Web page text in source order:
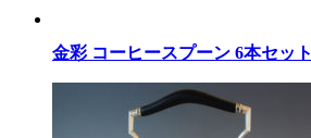
金彩 コーヒースプーン 6本セット